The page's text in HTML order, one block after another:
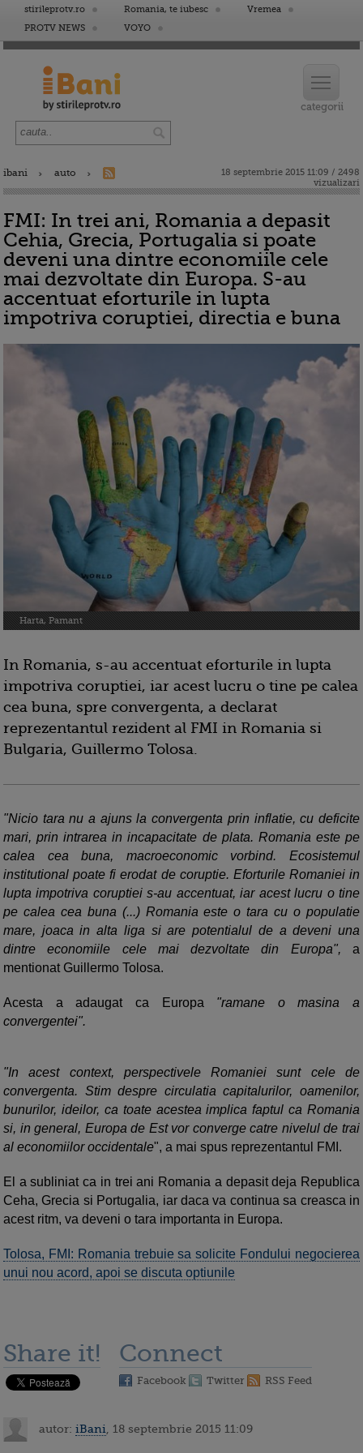
stirileprotv.ro Romania, te iubesc
Vremea
PROTV NEWS
VOYO
ibani auto
18 septembrie 2015 11:09 / 2498
vizualizari
FMI: In trei ani, Romania a depasit
Cehia, Grecia, Portugalia si poate
deveni una dintre economiile cele
mai dezvoltate din Europa. S-au
accentuat eforturile in lupta
impotriva coruptiei, directia e buna
Harta, Pamant
In Romania, s-au accentuat eforturile in lupta
impotriva coruptiei, iar acest lucru o tine pe calea
cea buna, spre convergenta, a declarat
reprezentantul rezident al FMI in Romania si
Bulgaria, Guillermo Tolosa.
"Nicio tara nu a ajuns la convergenta prin inflatie, cu deficite
mari, prin intrarea in incapacitate de plata. Romania este pe
calea cea buna, macroeconomic vorbind. Ecosistemul
institutional poate fi erodat de coruptie. Eforturile Romaniei in
lupta impotriva coruptiei s-au accentuat, iar acest lucru o tine
pe calea cea buna (...) Romania este o tara cu o populatie
mare, joaca in alta liga si are potentialul de a deveni una
dintre economiile cele mai dezvoltate din Europa", a
mentionat Guillermo Tolosa.
Acesta a adaugat ca Europa "ramane o masina a
convergentei".
"In acest context, perspectivele Romaniei sunt cele de
convergenta. Stim despre circulatia capitalurilor, oamenilor,
bunurilor, ideilor, ca toate acestea implica faptul ca Romania
si, in general, Europa de Est vor converge catre nivelul de trai
al economiilor occidentale", a mai spus reprezentantul FMI.
El a subliniat ca in trei ani Romania a depasit deja Republica
Ceha, Grecia si Portugalia, iar daca va continua sa creasca in
acest ritm, va deveni o tara importanta in Europa.
Tolosa, FMI: Romania trebuie sa solicite Fondului negocierea
unui nou acord, apoi se discuta optiunile
Share it! Connect
Facebook Twitter RSS Feed
autor: iBani , 18 septembrie 2015 11:09